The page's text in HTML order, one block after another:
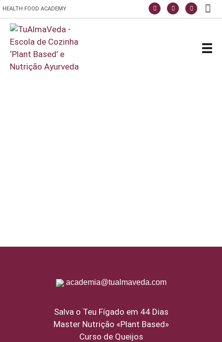
HEALTH FOOD ACADEMY
academia@tualmaveda.com
Salva o Teu Fígado em 44 Dias
Master Nutrição «Plant Based»
Curso de Queijos